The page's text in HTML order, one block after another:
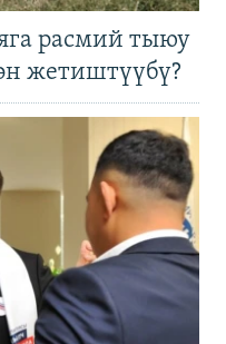
расмий тыюу
жетиштүүбү?